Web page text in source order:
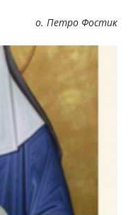
о. Петро Фостик